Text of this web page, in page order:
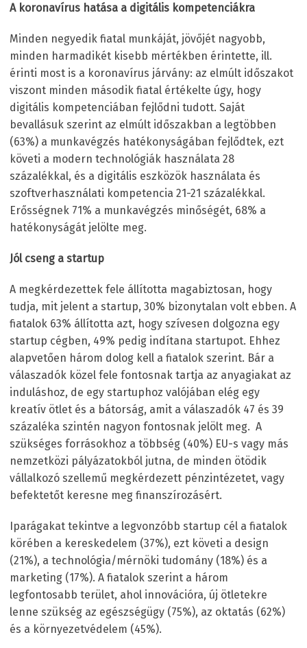
A koronavírus hatása a digitális kompetenciákra
Minden negyedik fiatal munkáját, jövőjét nagyobb,
minden harmadikét kisebb mértékben érintette, ill.
érinti most is a koronavírus járvány: az elmúlt időszakot
viszont minden második fiatal értékelte úgy, hogy
digitális kompetenciában fejlődni tudott. Saját
bevallásuk szerint az elmúlt időszakban a legtöbben
(63%) a munkavégzés hatékonyságában fejlődtek, ezt
követi a modern technológiák használata 28
százalékkal, és a digitális eszközök használata és
szoftverhasználati kompetencia 21-21 százalékkal.
Erősségnek 71% a munkavégzés minőségét, 68% a
hatékonyságát jelölte meg.
Jól cseng a startup
A megkérdezettek fele állította magabiztosan, hogy
tudja, mit jelent a startup, 30% bizonytalan volt ebben. A
fiatalok 63% állította azt, hogy szívesen dolgozna egy
startup cégben, 49% pedig indítana startupot. Ehhez
alapvetően három dolog kell a fiatalok szerint. Bár a
válaszadók közel fele fontosnak tartja az anyagiakat az
induláshoz, de egy startuphoz valójában elég egy
kreatív ötlet és a bátorság, amit a válaszadók 47 és 39
százaléka szintén nagyon fontosnak jelölt meg. A
szükséges forrásokhoz a többség (40%) EU-s vagy más
nemzetközi pályázatokból jutna, de minden ötödik
vállalkozó szellemű megkérdezett pénzintézetet, vagy
befektetőt keresne meg finanszírozásért.
Iparágakat tekintve a legvonzóbb startup cél a fiatalok
körében a kereskedelem (37%), ezt követi a design
(21%), a technológia/mérnöki tudomány (18%) és a
marketing (17%). A fiatalok szerint a három
legfontosabb terület, ahol innovációra, új ötletekre
lenne szükség az egészségügy (75%), az oktatás (62%)
és a környezetvédelem (45%).